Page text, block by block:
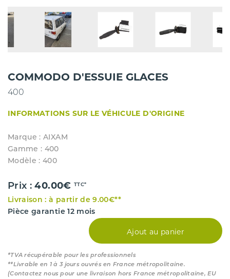
COMMODO D'ESSUIE GLACES
400
INFORMATIONS SUR LE VÉHICULE D'ORIGINE
Marque : AIXAM
Gamme : 400
Modèle : 400
Prix :40.00€ TTC*
Livraison : à partir de 9.00€**
Pièce garantie 12 mois
Ajout au panier
*TVA récupérable pour les professionnels
**Livrable en 1 à 3 jours ouvrés en France métropolitaine.
(Contactez nous pour une livraison hors France métropolitaine, EU